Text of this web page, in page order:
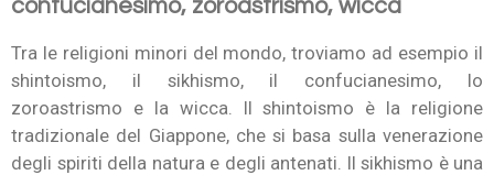
confucianesimo, zoroastrismo, wicca
Tra le religioni minori del mondo, troviamo ad esempio il
shintoismo, il sikhismo, il confucianesimo, lo
zoroastrismo e la wicca. Il shintoismo è la religione
tradizionale del Giappone, che si basa sulla venerazione
degli spiriti della natura e degli antenati. Il sikhismo è una